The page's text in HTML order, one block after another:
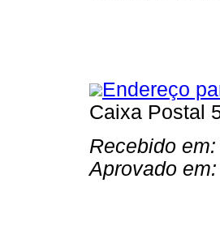
Endereço
Caixa Postal
Recebido
Aprovado